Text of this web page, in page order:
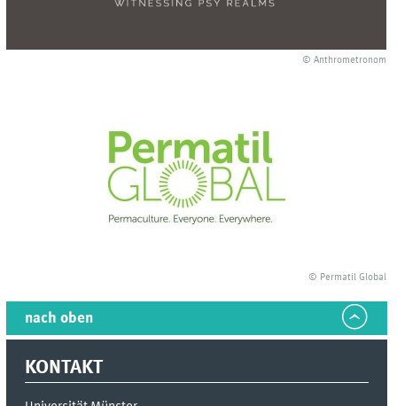
© Anthrometronom
© Permatil Global
nach oben
KONTAKT